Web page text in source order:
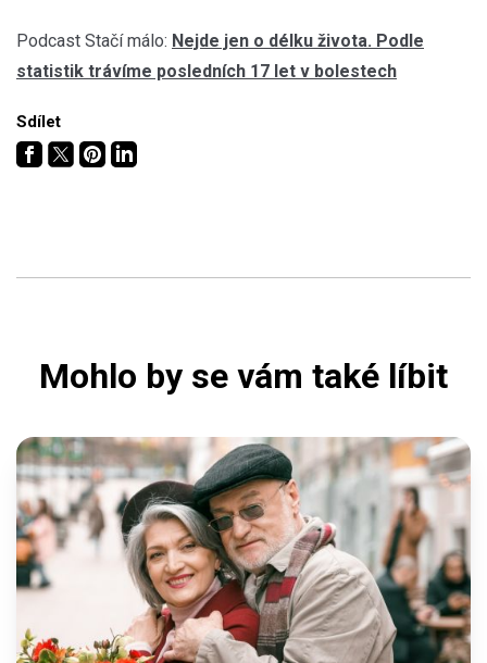
Podcast Stačí málo: Nejde jen o délku života. Podle
statistik trávíme posledních 17 let v bolestech
Sdílet
Mohlo by se vám také líbit